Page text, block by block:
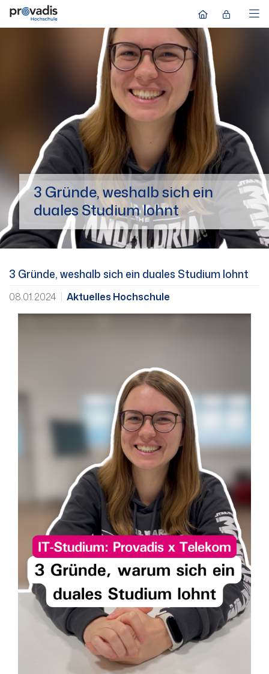
3 Gründe, weshalb sich ein
duales Studium lohnt
3 Gründe, weshalb sich ein duales Studium lohnt
08.01.2024 Aktuelles Hochschule